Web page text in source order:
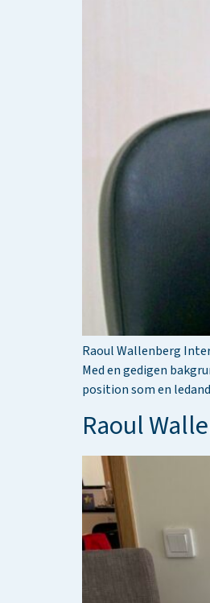
Raoul Wallenberg
Med en gedigen
position som en
Raoul